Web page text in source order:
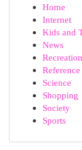
Home
Internet
Kids and
News
Recreation
Reference
Science
Shopping
Society
Sports